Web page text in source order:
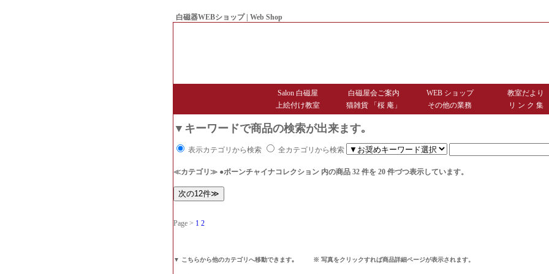
白磁器WEBショップ | Web Shop
Salon 白磁屋 白磁屋会ご案内 WEB ショップ
教室だより
上絵付け教室
猫雑貨 「桜 庵」 その他の業務 リ ン ク 集
▼キーワードで商品の検索が出来ます｡
表示カテゴリから検索 全カテゴリから検索
≪カテゴリ≫ ●ボーンチャイナコレクション 内の商品 32 件を 20 件づつ表示しています。
Page > 1 2
▼ こちらから他のカテゴリへ移動できます｡ ※ 写真をクリックすれば商品詳細ページが表示されます。